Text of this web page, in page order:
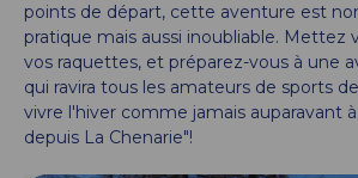
points de départ, cette aventure est
pratique mais aussi inoubliable. Mettez
vos raquettes, et préparez-vous à une
qui ravira tous les amateurs de sports
vivre l'hiver comme jamais auparavant
depuis La Chenarie"!